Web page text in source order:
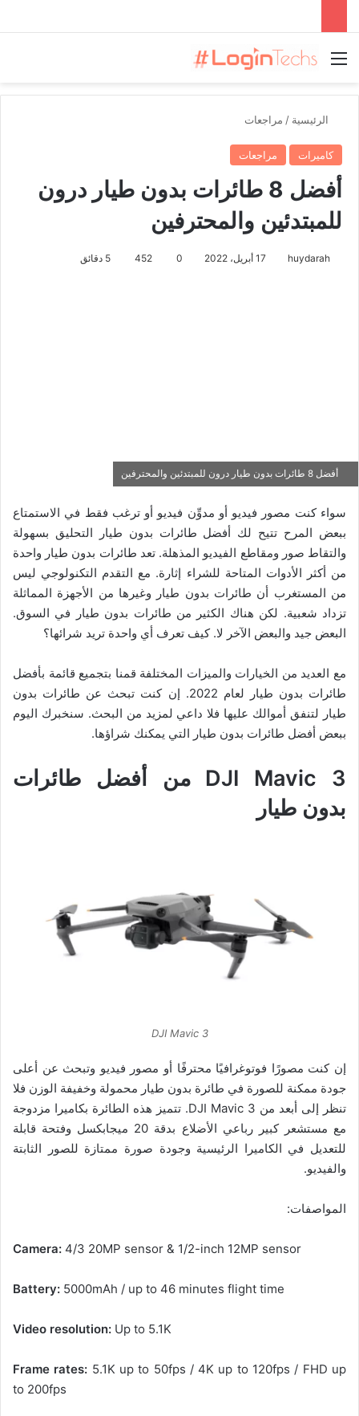
القائمة
الرئيسية / مراجعات
كاميرات مراجعات
أفضل 8 طائرات بدون طيار درون
للمبتدئين والمحترفين
huydarah 17 أبريل، 2022 0
452
أفضل 8 طائرات بدون طيار درون للمبتدئين والمحترفين
سواء كنت مصور فيديو أو مدوِّن فيديو أو ترغب فقط في الاستمتاع
ببعض المرح تتيح لك أفضل طائرات بدون طيار التحليق بسهولة
والتقاط صور ومقاطع الفيديو المذهلة. تعد طائرات بدون طيار واحدة
من أكثر الأدوات المتاحة للشراء إثارة. مع التقدم التكنولوجي ليس
من المستغرب أن طائرات بدون طيار وغيرها من الأجهزة المماثلة
تزداد شعبية. لكن هناك الكثير من طائرات بدون طيار في السوق.
البعض جيد والبعض الآخر لا. كيف تعرف أي واحدة تريد شرائها؟
مع العديد من الخيارات والميزات المختلفة قمنا بتجميع قائمة بأفضل
طائرات بدون طيار لعام 2022. إن كنت تبحث عن طائرات بدون
طيار لتنفق أموالك عليها فلا داعي لمزيد من البحث. سنخبرك اليوم
ببعض أفضل طائرات بدون طيار التي يمكنك شراؤها.
DJI Mavic 3 من أفضل طائرات
بدون طيار
DJI Mavic 3
إن كنت مصورًا فوتوغرافيًا محترفًا أو مصور فيديو وتبحث عن أعلى
جودة ممكنة للصورة في طائرة بدون طيار محمولة وخفيفة الوزن فلا
تنظر إلى أبعد من DJI Mavic 3. تتميز هذه الطائرة بكاميرا مزدوجة
مع مستشعر كبير رباعي الأضلاع بدقة 20 ميجابكسل وفتحة قابلة
للتعديل في الكاميرا الرئيسية وجودة صورة ممتازة للصور الثابتة
والفيديو.
المواصفات:
Camera: 4/3 20MP sensor & 1/2-inch 12MP sensor
Battery: 5000mAh / up to 46 minutes flight time
Video resolution: Up to 5.1K
Frame rates: 5.1K up to 50fps / 4K up to 120fps / FHD up
to 200fps